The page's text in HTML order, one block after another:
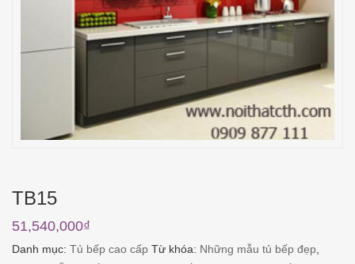
TB15
51,540,000₫
Danh mục: Tủ bếp cao cấp Từ khóa: Những mẫu tủ bếp đẹp